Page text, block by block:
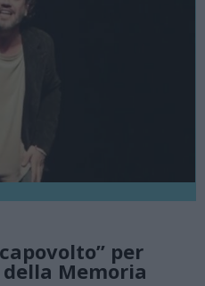
per
Memoria